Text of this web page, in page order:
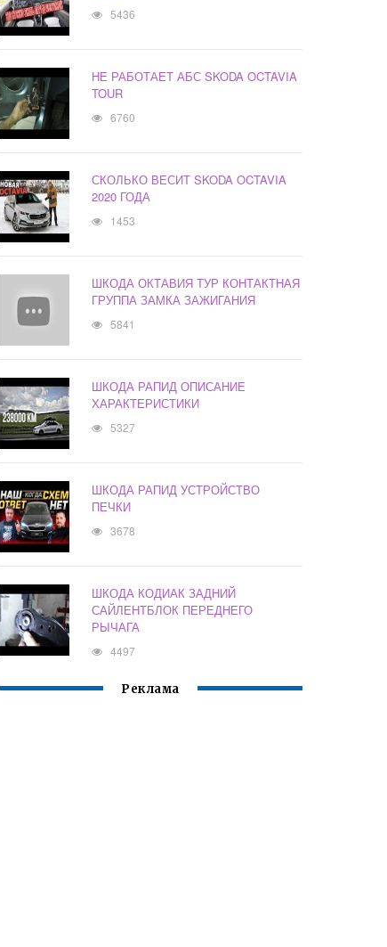
5436
НЕ РАБОТАЕТ АБС SKODA OCTAVIA
TOUR
6760
СКОЛЬКО ВЕСИТ SKODA OCTAVIA
2020 ГОДА
1453
ШКОДА ОКТАВИЯ ТУР КОНТАКТНАЯ
ГРУППА ЗАМКА ЗАЖИГАНИЯ
5841
ШКОДА РАПИД ОПИСАНИЕ
ХАРАКТЕРИСТИКИ
5327
ШКОДА РАПИД УСТРОЙСТВО
ПЕЧКИ
3678
ШКОДА КОДИАК ЗАДНИЙ
САЙЛЕНТБЛОК ПЕРЕДНЕГО
РЫЧАГА
4497
Реклама